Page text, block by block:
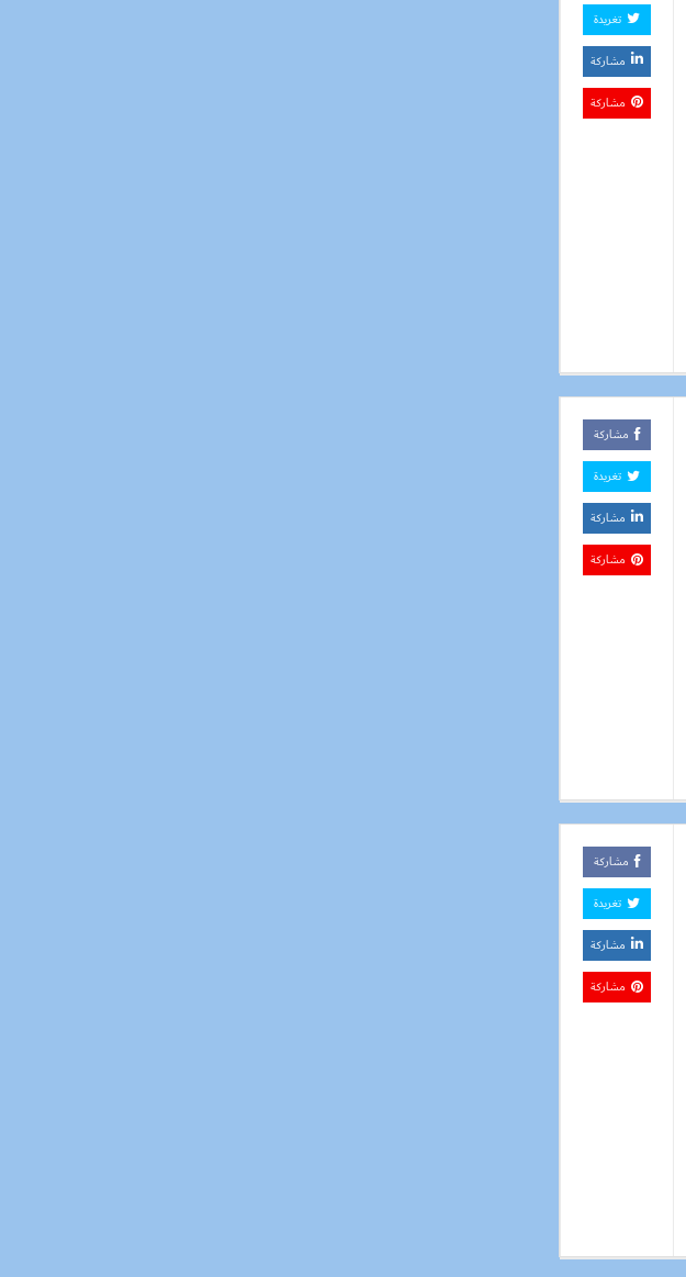
تغريدة
مشاركة
مشاركة
مشاركة
تغريدة
مشاركة
مشاركة
مشاركة
تغريدة
مشاركة
مشاركة